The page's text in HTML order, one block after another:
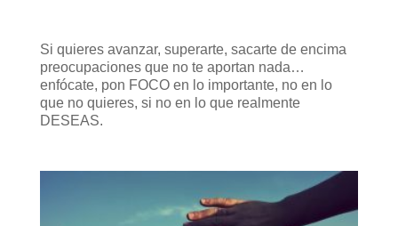
Si quieres avanzar, superarte, sacarte de encima
preocupaciones que no te aportan nada…
enfócate, pon FOCO en lo importante, no en lo
que no quieres, si no en lo que realmente
DESEAS.